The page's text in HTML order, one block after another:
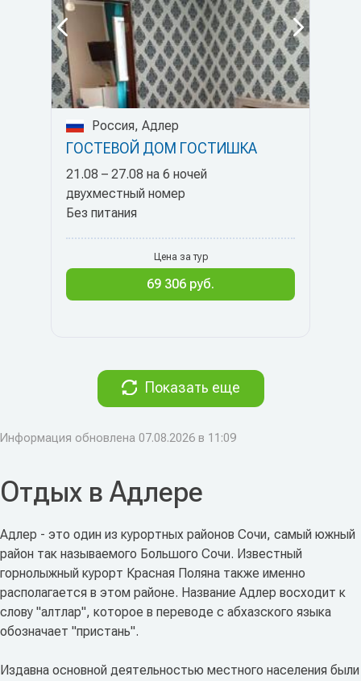
Россия, Адлер
ГОСТЕВОЙ ДОМ ГОСТИШКА
21.08 – 27.08 на 6 ночей
двухместный номер
Без питания
Цена за тур
69 306 руб.
Показать еще
Информация обновлена 07.08.2026 в 11:09
Отдых в Адлере
Адлер - это один из курортных районов Сочи, самый южный
район так называемого Большого Сочи. Известный
горнолыжный курорт Красная Поляна также именно
располагается в этом районе. Название Адлер восходит к
слову "алтлар", которое в переводе с абхазского языка
обозначает "пристань".
Издавна основной деятельностью местного населения были